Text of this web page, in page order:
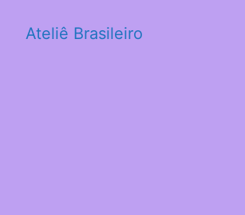
Ateliê Brasileiro